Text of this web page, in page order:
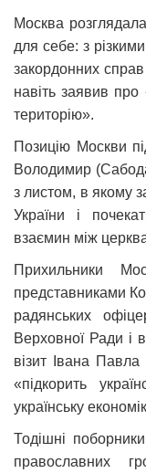
Москва
для себе: з
закордонних справ
навіть заявив
територію».
Позицію Москви
Володимир
з листом, в якому
України і
взаємин між
Прихильники
представниками
радянських
Верховної Ради і
візит Івана Павла
«підкорить
українську
Тодішні
православних